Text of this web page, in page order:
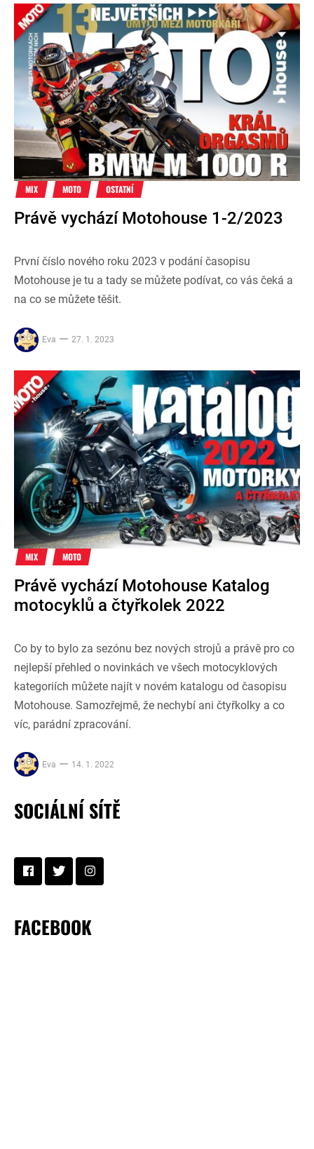
MIX MOTO OSTATNÍ
Právě vychází Motohouse 1-2/2023
První číslo nového roku 2023 v podání časopisu
Motohouse je tu a tady se můžete podívat, co vás čeká a
na co se můžete těšit.
Eva 27. 1. 2023
MIX MOTO
Právě vychází Motohouse Katalog
motocyklů a čtyřkolek 2022
Co by to bylo za sezónu bez nových strojů a právě pro co
nejlepší přehled o novinkách ve všech motocyklových
kategoriích můžete najít v novém katalogu od časopisu
Motohouse. Samozřejmě, že nechybí ani čtyřkolky a co
víc, parádní zpracování.
Eva 14. 1. 2022
SOCIÁLNÍ SÍTĚ
FACEBOOK